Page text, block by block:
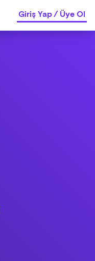
Giriş Yap/Üye Ol